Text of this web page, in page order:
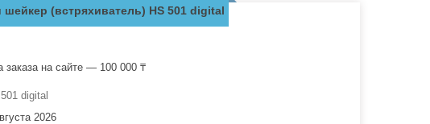
(встряхиватель) HS 501 digital
на сайте — 100 000 ₸
digital
2026